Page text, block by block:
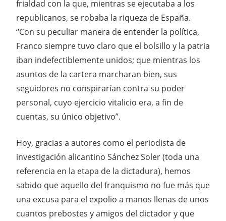
frialdad con la que, mientras se ejecutaba a los
republicanos, se robaba la riqueza de España.
“Con su peculiar manera de entender la política,
Franco siempre tuvo claro que el bolsillo y la patria
iban indefectiblemente unidos; que mientras los
asuntos de la cartera marcharan bien, sus
seguidores no conspirarían contra su poder
personal, cuyo ejercicio vitalicio era, a fin de
cuentas, su único objetivo”.
Hoy, gracias a autores como el periodista de
investigación alicantino Sánchez Soler (toda una
referencia en la etapa de la dictadura), hemos
sabido que aquello del franquismo no fue más que
una excusa para el expolio a manos llenas de unos
cuantos prebostes y amigos del dictador y que